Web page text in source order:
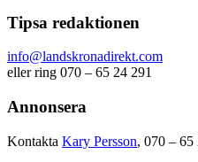
Tipsa redaktionen
info@landskronadirekt.com
eller ring 070 – 65 24 291
Annonsera
Kontakta Kary Persson, 070 – 65